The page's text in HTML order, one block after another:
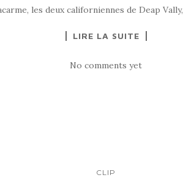
les deux californiennes de Deap Vally,
LIRE LA SUITE
No comments yet
CLIP